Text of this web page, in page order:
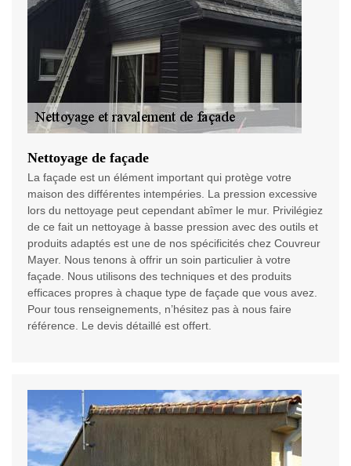
Nettoyage de façade
La façade est un élément important qui protège votre
maison des différentes intempéries. La pression excessive
lors du nettoyage peut cependant abîmer le mur. Privilégiez
de ce fait un nettoyage à basse pression avec des outils et
produits adaptés est une de nos spécificités chez Couvreur
Mayer. Nous tenons à offrir un soin particulier à votre
façade. Nous utilisons des techniques et des produits
efficaces propres à chaque type de façade que vous avez.
Pour tous renseignements, n’hésitez pas à nous faire
référence. Le devis détaillé est offert.